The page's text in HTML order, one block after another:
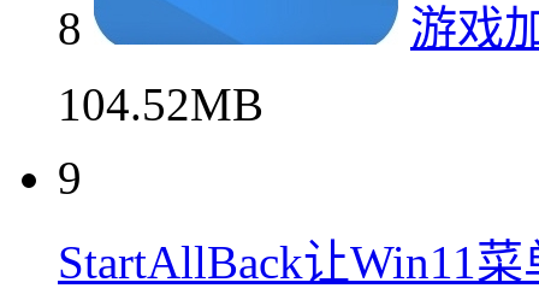
8
游戏
104.52MB
9
StartAllBack让Win11